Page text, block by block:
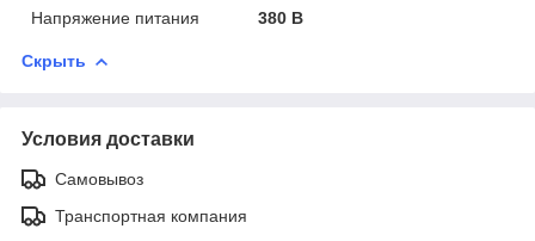
Напряжение питания
380 В
Скрыть
Условия доставки
Самовывоз
Транспортная компания